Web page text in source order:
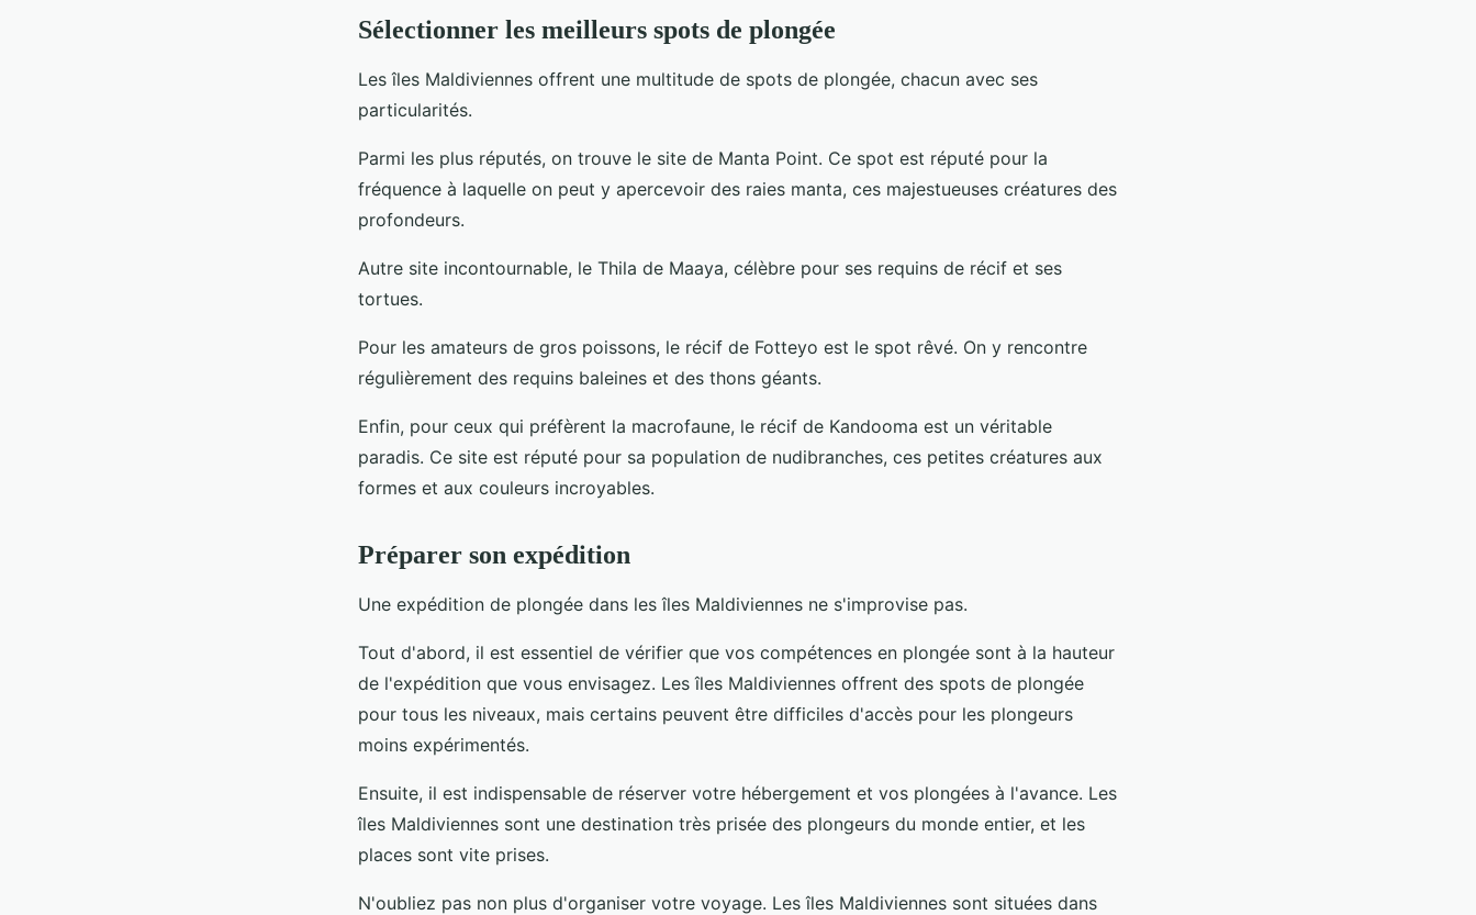
Sélectionner les meilleurs spots de plongée
Les îles Maldiviennes offrent une multitude de spots de plongée, chacun avec ses
particularités.
Parmi les plus réputés, on trouve le site de Manta Point. Ce spot est réputé pour la
fréquence à laquelle on peut y apercevoir des raies manta, ces majestueuses créatures des
profondeurs.
Autre site incontournable, le Thila de Maaya, célèbre pour ses requins de récif et ses
tortues.
Pour les amateurs de gros poissons, le récif de Fotteyo est le spot rêvé. On y rencontre
régulièrement des requins baleines et des thons géants.
Enfin, pour ceux qui préfèrent la macrofaune, le récif de Kandooma est un véritable
paradis. Ce site est réputé pour sa population de nudibranches, ces petites créatures aux
formes et aux couleurs incroyables.
Préparer son expédition
Une expédition de plongée dans les îles Maldiviennes ne s'improvise pas.
Tout d'abord, il est essentiel de vérifier que vos compétences en plongée sont à la hauteur
de l'expédition que vous envisagez. Les îles Maldiviennes offrent des spots de plongée
pour tous les niveaux, mais certains peuvent être difficiles d'accès pour les plongeurs
moins expérimentés.
Ensuite, il est indispensable de réserver votre hébergement et vos plongées à l'avance. Les
îles Maldiviennes sont une destination très prisée des plongeurs du monde entier, et les
places sont vite prises.
N'oubliez pas non plus d'organiser votre voyage. Les îles Maldiviennes sont situées dans